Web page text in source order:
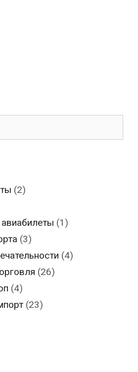
(2)
(1)
(3)
(4)
(26)
(4)
(23)